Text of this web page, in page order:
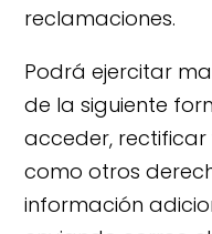
reclamaciones.
Podrá ejercitar
de la siguiente
acceder, rectificar
como otros
información